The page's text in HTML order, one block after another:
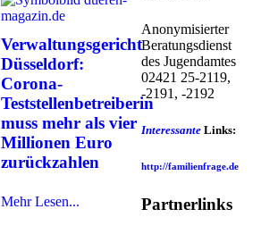
Verwaltungsgericht
Düsseldorf:
Corona-
Teststellenbetreiberin
muss mehr als vier
Millionen Euro
zurückzahlen
Mehr Lesen...
Anonymisierter
Beratungsdienst
des Jugendamtes
02421 25-2119,
-2191, -2192
InteressanteLinks:
http://familienfrage.de
Partnerlinks